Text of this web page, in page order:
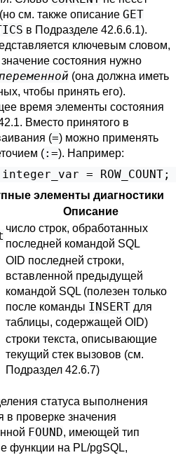
см. также описание GET
в Подразделе 42.6.6.1).
ключевым словом,
состояния нужно
(она должна иметь
чтобы принять его).
время элементы состояния
. Вместо принятого в
(=) можно применять
(:=). Например:
integer_var = ROW_COUNT;
элементы диагностики
Описание
число строк, обработанных
последней командой SQL
OID последней строки,
вставленной предыдущей
командой SQL (полезен только
после команды INSERT для
таблицы, содержащей OID)
строки текста, описывающие
текущий стек вызовов (см.
Подраздел 42.6.7)
статуса выполнения
в проверке значения
FOUND, имеющей тип
функции на PL/pgSQL,